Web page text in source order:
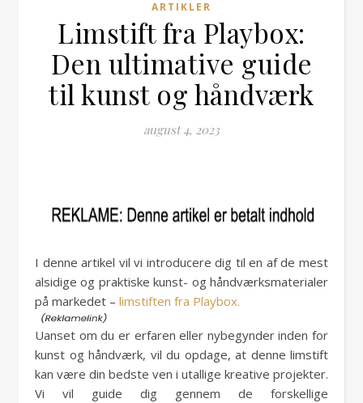
ARTIKLER
Limstift fra Playbox:
Den ultimative guide
til kunst og håndværk
august 4, 2023
I denne artikel vil vi introducere dig til en af de mest
alsidige og praktiske kunst- og håndværksmaterialer
på markedet – limstiften fra Playbox.
Uanset om du er erfaren eller nybegynder inden for
kunst og håndværk, vil du opdage, at denne limstift
kan være din bedste ven i utallige kreative projekter.
Vi vil guide dig gennem de forskellige